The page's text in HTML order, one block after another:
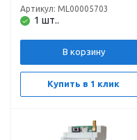
1 шт..
Артикул: ML00005703
В корзину
Купить в 1 клик